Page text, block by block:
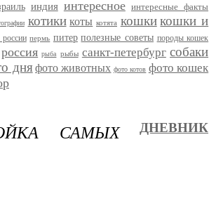
индия интересное интересные факты
котики коты котята кошки кошки и
пермь питер полезные советы породы кошек
россия рыба рыбы санкт-петербург собаки
дня фото животных фото котов фото кошек
САМЫХ ДНЕВНИК